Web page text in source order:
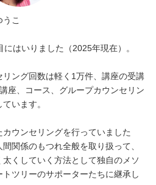
こ
はいりました（2025年現在）。
ング回数は軽く1万件、講座の受講
座、コース、グループカウンセリン
います。
ウンセリングを行っていました
関係のもつれ全般を取り扱って、
くしていく方法として独自のメソ
ツリーのサポーターたちに継承し